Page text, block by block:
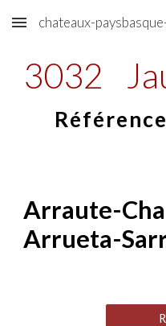
Skip to main content
chateaux-
3032
Arraute-
Arrueta-